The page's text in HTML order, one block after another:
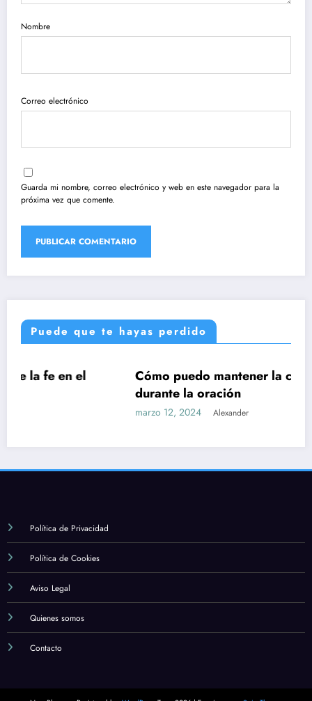
Nombre
Correo electrónico
Guarda mi nombre, correo electrónico y web en este navegador para la
próxima vez que comente.
Puede que te hayas perdido
UNCATEGORIZED
Cómo puedo mantener la concentración
durante la oración
Alexander
Política de Privacidad
Política de Cookies
Aviso Legal
Quienes somos
Contacto